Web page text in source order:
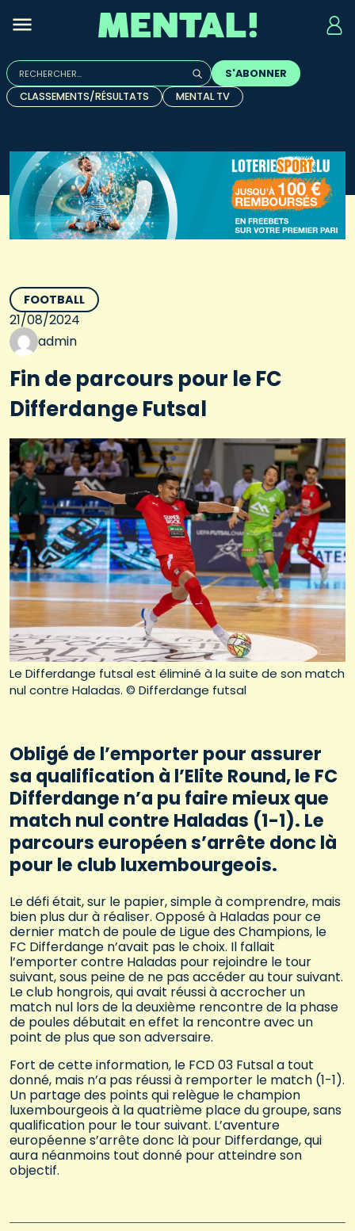
Rechercher :
Quand les résultats de l'auto-complétion sont
S'ABONNER
CLASSEMENTS/RÉSULTATS
MENTAL TV
Le Differdange futsal est éliminé à la suite de son match
nul contre Haladas. © Differdange futsal
FOOTBALL
21/08/2024
admin
Fin de parcours pour le FC
Differdange Futsal
Obligé de l’emporter pour assurer
sa qualification à l’Elite Round, le FC
Differdange n’a pu faire mieux que
match nul contre Haladas (1-1). Le
parcours européen s’arrête donc là
pour le club luxembourgeois.
Le défi était, sur le papier, simple à comprendre, mais
bien plus dur à réaliser. Opposé à Haladas pour ce
dernier match de poule de Ligue des Champions, le
FC Differdange n’avait pas le choix. Il fallait
l’emporter contre Haladas pour rejoindre le tour
suivant, sous peine de ne pas accéder au tour suivant.
Le club hongrois, qui avait réussi à accrocher un
match nul lors de la deuxième rencontre de la phase
de poules débutait en effet la rencontre avec un
point de plus que son adversaire.
Fort de cette information, le FCD 03 Futsal a tout
donné, mais n’a pas réussi à remporter le match (1-1).
Un partage des points qui relègue le champion
luxembourgeois à la quatrième place du groupe, sans
qualification pour le tour suivant. L’aventure
européenne s’arrête donc là pour Differdange, qui
aura néanmoins tout donné pour atteindre son
objectif.